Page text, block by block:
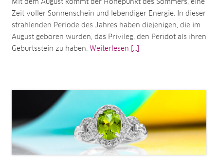
Mit dem August kommt der Höhepunkt des Sommers, eine
Zeit voller Sonnenschein und lebendiger Energie. In dieser
strahlenden Periode des Jahres haben diejenigen, die im
August geboren wurden, das Privileg, den Peridot als ihren
Geburtsstein zu haben. Weiterlesen [...]